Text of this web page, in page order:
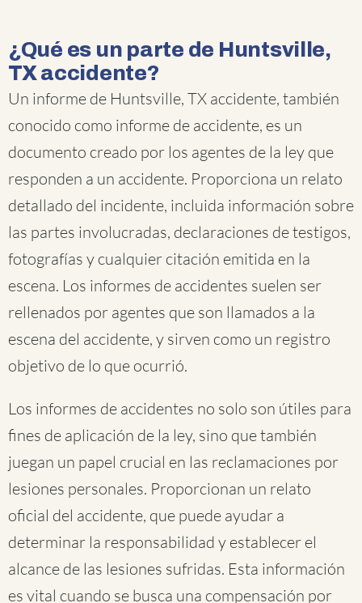
¿Qué es un parte de Huntsville,
TX accidente?
Un informe de Huntsville, TX accidente, también
conocido como informe de accidente, es un
documento creado por los agentes de la ley que
responden a un accidente. Proporciona un relato
detallado del incidente, incluida información sobre
las partes involucradas, declaraciones de testigos,
fotografías y cualquier citación emitida en la
escena. Los informes de accidentes suelen ser
rellenados por agentes que son llamados a la
escena del accidente, y sirven como un registro
objetivo de lo que ocurrió.
Los informes de accidentes no solo son útiles para
fines de aplicación de la ley, sino que también
juegan un papel crucial en las reclamaciones por
lesiones personales. Proporcionan un relato
oficial del accidente, que puede ayudar a
determinar la responsabilidad y establecer el
alcance de las lesiones sufridas. Esta información
es vital cuando se busca una compensación por